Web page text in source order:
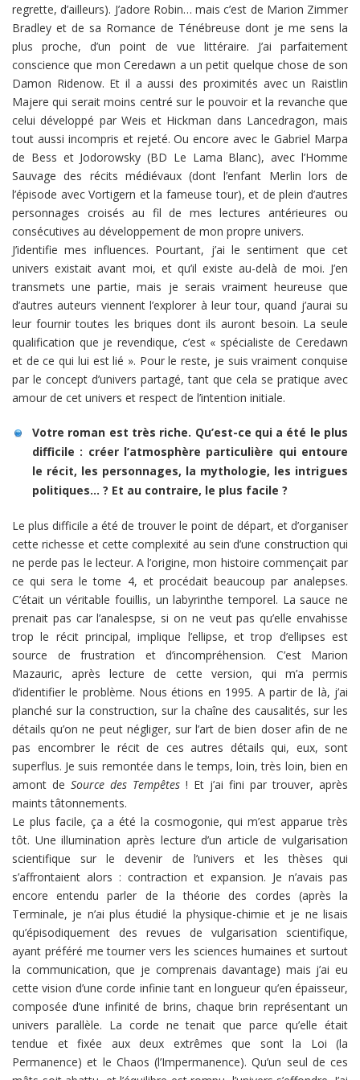
regrette, d’ailleurs). J’adore Robin… mais c’est de Marion Zimmer
Bradley et de sa Romance de Ténébreuse dont je me sens la
plus proche, d’un point de vue littéraire. J’ai parfaitement
conscience que mon Ceredawn a un petit quelque chose de son
Damon Ridenow. Et il a aussi des proximités avec un Raistlin
Majere qui serait moins centré sur le pouvoir et la revanche que
celui développé par Weis et Hickman dans Lancedragon, mais
tout aussi incompris et rejeté. Ou encore avec le Gabriel Marpa
de Bess et Jodorowsky (BD Le Lama Blanc), avec l’Homme
Sauvage des récits médiévaux (dont l’enfant Merlin lors de
l’épisode avec Vortigern et la fameuse tour), et de plein d’autres
personnages croisés au fil de mes lectures antérieures ou
consécutives au développement de mon propre univers.
J’identifie mes influences. Pourtant, j’ai le sentiment que cet
univers existait avant moi, et qu’il existe au-delà de moi. J’en
transmets une partie, mais je serais vraiment heureuse que
d’autres auteurs viennent l’explorer à leur tour, quand j’aurai su
leur fournir toutes les briques dont ils auront besoin. La seule
qualification que je revendique, c’est « spécialiste de Ceredawn
et de ce qui lui est lié ». Pour le reste, je suis vraiment conquise
par le concept d’univers partagé, tant que cela se pratique avec
amour de cet univers et respect de l’intention initiale.
Votre roman est très riche. Qu’est-ce qui a été le plus
difficile : créer l’atmosphère particulière qui entoure
le récit, les personnages, la mythologie, les intrigues
politiques… ? Et au contraire, le plus facile ?
Le plus difficile a été de trouver le point de départ, et d’organiser
cette richesse et cette complexité au sein d’une construction qui
ne perde pas le lecteur. A l’origine, mon histoire commençait par
ce qui sera le tome 4, et procédait beaucoup par analepses.
C’était un véritable fouillis, un labyrinthe temporel. La sauce ne
prenait pas car l’analespse, si on ne veut pas qu’elle envahisse
trop le récit principal, implique l’ellipse, et trop d’ellipses est
source de frustration et d’incompréhension. C’est Marion
Mazauric, après lecture de cette version, qui m’a permis
d’identifier le problème. Nous étions en 1995. A partir de là, j’ai
planché sur la construction, sur la chaîne des causalités, sur les
détails qu’on ne peut négliger, sur l’art de bien doser afin de ne
pas encombrer le récit de ces autres détails qui, eux, sont
superflus. Je suis remontée dans le temps, loin, très loin, bien en
amont de Source des Tempêtes ! Et j’ai fini par trouver, après
maints tâtonnements.
Le plus facile, ça a été la cosmogonie, qui m’est apparue très
tôt. Une illumination après lecture d’un article de vulgarisation
scientifique sur le devenir de l’univers et les thèses qui
s’affrontaient alors : contraction et expansion. Je n’avais pas
encore entendu parler de la théorie des cordes (après la
Terminale, je n’ai plus étudié la physique-chimie et je ne lisais
qu’épisodiquement des revues de vulgarisation scientifique,
ayant préféré me tourner vers les sciences humaines et surtout
la communication, que je comprenais davantage) mais j’ai eu
cette vision d’une corde infinie tant en longueur qu’en épaisseur,
composée d’une infinité de brins, chaque brin représentant un
univers parallèle. La corde ne tenait que parce qu’elle était
tendue et fixée aux deux extrêmes que sont la Loi (la
Permanence) et le Chaos (l’Impermanence). Qu’un seul de ces